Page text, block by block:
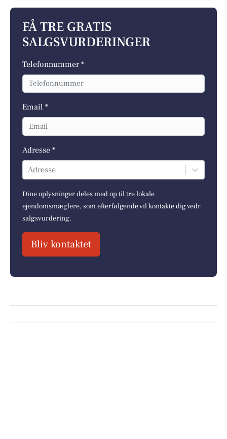
FÅ TRE GRATIS
SALGSVURDERINGER
Telefonnummer *
Email *
Adresse *
Adresse
Dine oplysninger deles med op til tre lokale
ejendomsmæglere, som efterfølgende vil kontakte dig vedr.
salgsvurdering.
Bliv kontaktet